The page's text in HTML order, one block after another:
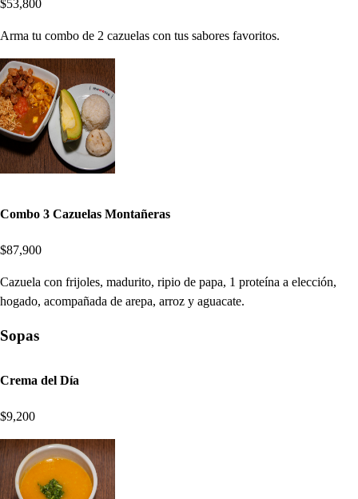
$53,800
Arma tu combo de 2 cazuelas con tus sabores favoritos.
Combo 3 Cazuelas Montañeras
$87,900
Cazuela con frijoles, madurito, ripio de papa, 1 proteína a elección,
hogado, acompañada de arepa, arroz y aguacate.
Sopas
Crema del Día
$9,200